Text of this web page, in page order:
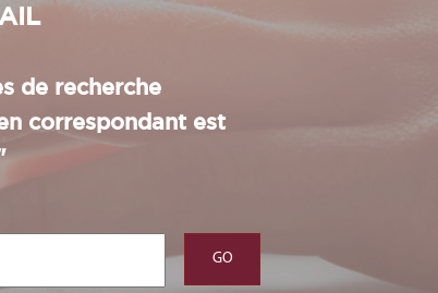
de recherche
correspondant est